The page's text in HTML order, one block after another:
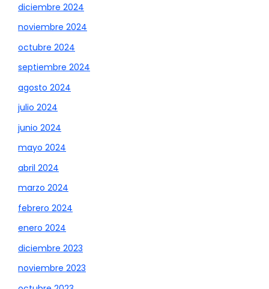
diciembre 2024
noviembre 2024
octubre 2024
septiembre 2024
agosto 2024
julio 2024
junio 2024
mayo 2024
abril 2024
marzo 2024
febrero 2024
enero 2024
diciembre 2023
noviembre 2023